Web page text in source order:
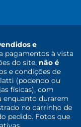
e
pagamentos à vista
do site, não é
e condições de
(podendo ou
físicas), com
enquanto durarem
no carrinho de
pedido. Fotos que